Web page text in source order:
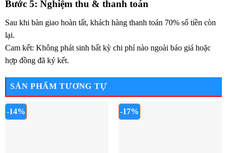
Bước 5: Nghiệm thu & thanh toán
Sau khi bàn giao hoàn tất, khách hàng thanh toán 70% số tiền còn
lại.
Cam kết: Không phát sinh bất kỳ chi phí nào ngoài báo giá hoặc
hợp đồng đã ký kết.
SẢN PHẨM TƯƠNG TỰ
-14% -17%